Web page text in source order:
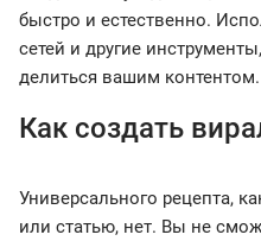
быстро и естественно.
сетей и другие
делиться вашим контентом.
Как создать
Универсального рецепта,
или статью, нет. Вы не